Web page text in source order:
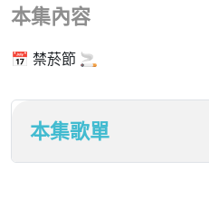
本集內容
📅 禁菸節 🚬
本集歌單